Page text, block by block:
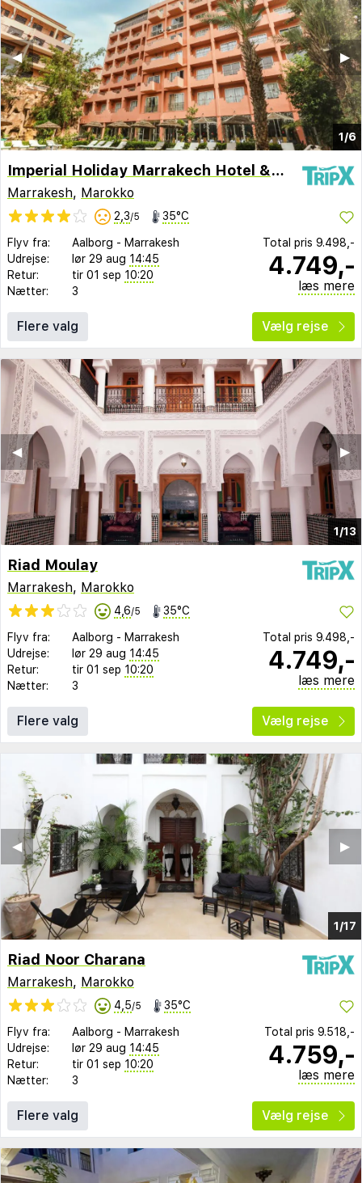
1/6
▶︎
◀︎
Imperial Holiday Marrakech Hotel & Spa
Marrakesh, Marokko
2,3/5 35°C
Flyv fra: Aalborg - Marrakesh
Udrejse:
lør 29 aug 14:45
Retur:
tir 01 sep 10:20
Nætter:
3
Total pris 9.498,-
4.749,-
læs mere
Flere valg Vælg rejse
1/13
▶︎
◀︎
Riad Moulay
Marrakesh, Marokko
4,6/5 35°C
Flyv fra: Aalborg - Marrakesh
Udrejse:
lør 29 aug 14:45
Retur:
tir 01 sep 10:20
Nætter:
3
Total pris 9.498,-
4.749,-
læs mere
Flere valg Vælg rejse
1/17
▶︎
◀︎
Riad Noor Charana
Marrakesh, Marokko
4,5/5 35°C
Flyv fra: Aalborg - Marrakesh
Udrejse:
lør 29 aug 14:45
Retur:
tir 01 sep 10:20
Nætter:
3
Total pris 9.518,-
4.759,-
læs mere
Flere valg Vælg rejse